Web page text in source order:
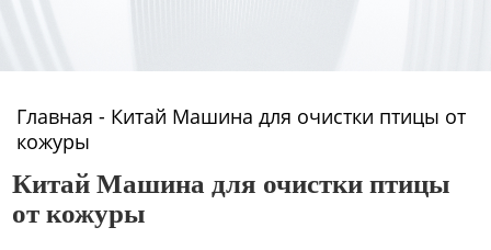
Главная - Китай Машина для очистки птицы от
кожуры
Китай Машина для очистки птицы
от кожуры